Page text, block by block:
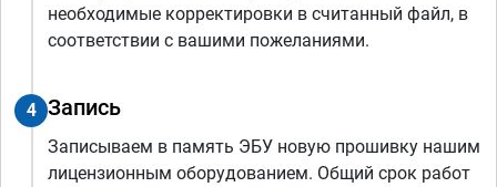
необходимые корректировки в считанный файл, в
соответствии с вашими пожеланиями.
4 Запись
Записываем в память ЭБУ новую прошивку нашим
лицензионным оборудованием. Общий срок работ